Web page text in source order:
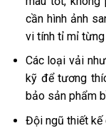
cần hình ảnh
vi tính tỉ mỉ
Các loại vải
kỹ để tương
bảo sản phẩm
Đội ngũ thiết kế